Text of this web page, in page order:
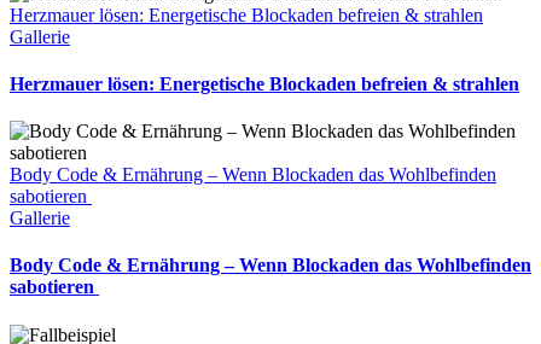
Herzmauer lösen: Energetische Blockaden befreien & strahlen
Gallerie
Herzmauer lösen: Energetische Blockaden befreien & strahlen
Body Code & Ernährung – Wenn Blockaden das Wohlbefinden
sabotieren
Gallerie
Body Code & Ernährung – Wenn Blockaden das Wohlbefinden
sabotieren